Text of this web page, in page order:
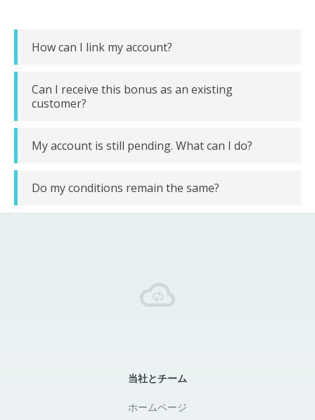
How can I link my account?
Can I receive this bonus as an existing
customer?
My account is still pending. What can I do?
Do my conditions remain the same?
当社とチーム
ホームページ